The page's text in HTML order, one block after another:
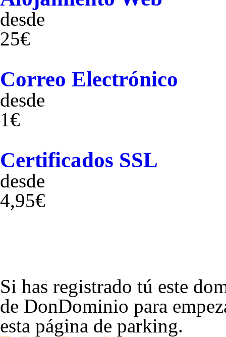
desde
25€
Correo Electrónico
desde
1€
Certificados SSL
desde
4,95€
Si has registrado tú este
de DonDominio para
esta página de parking.